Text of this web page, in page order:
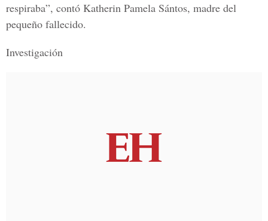
respiraba”, contó Katherin Pamela Sántos, madre del
pequeño fallecido.
Investigación